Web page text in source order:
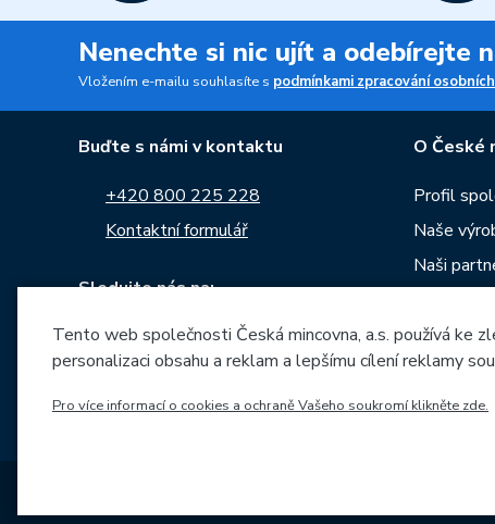
Nenechte si nic ujít a odebírejte
Vložením e-mailu souhlasíte s podmínkami zpracování
Buďte s námi v kontaktu
+420 800 225 228
Kontaktní formulář
Sledujte nás na:
O České
Profil
Naše
Naši
Zprávy
Ke stažení
Archiv ražeb
Tento web společnosti Česká mincovna, a.s. používá ke
personalizaci obsahu a reklam a lepšímu cílení reklamy
Pro více informací o cookies a ochraně Vašeho soukromí klikněte zde.